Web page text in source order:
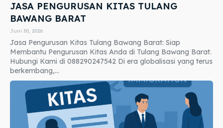
JASA PENGURUSAN KITAS TULANG
BAWANG BARAT
Juni 30, 2026
Jasa Pengurusan Kitas Tulang Bawang Barat: Siap
Membantu Pengurusan Kitas Anda di Tulang Bawang Barat.
Hubungi Kami di 088290247542 Di era globalisasi yang terus
berkembang,...